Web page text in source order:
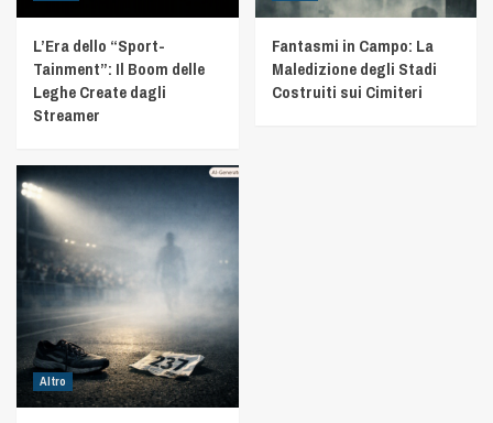
L’Era dello “Sport-
Tainment”: Il Boom delle
Leghe Create dagli
Streamer
Fantasmi in Campo: La
Maledizione degli Stadi
Costruiti sui Cimiteri
Altro